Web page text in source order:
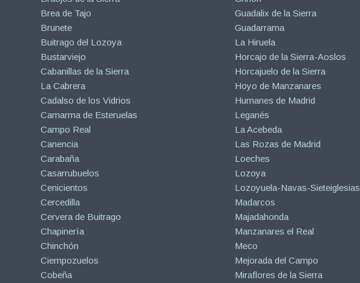
Brea de Tajo
Brunete
Buitrago del Lozoya
Bustarviejo
Cabanillas de la Sierra
La Cabrera
Cadalso de los Vidrios
Camarma de Esteruelas
Campo Real
Canencia
Carabaña
Casarrubuelos
Cenicientos
Cercedilla
Cervera de Buitrago
Chapinería
Chinchón
Ciempozuelos
Cobeña
Guadalix de la Sierra
Guadarrama
La Hiruela
Horcajo de la Sierra-Aoslos
Horcajuelo de la Sierra
Hoyo de Manzanares
Humanes de Madrid
Leganés
La Acebeda
Las Rozas de Madrid
Loeches
Lozoya
Lozoyuela-Navas-Sieteiglesias
Madarcos
Majadahonda
Manzanares el Real
Meco
Mejorada del Campo
Miraflores de la Sierra